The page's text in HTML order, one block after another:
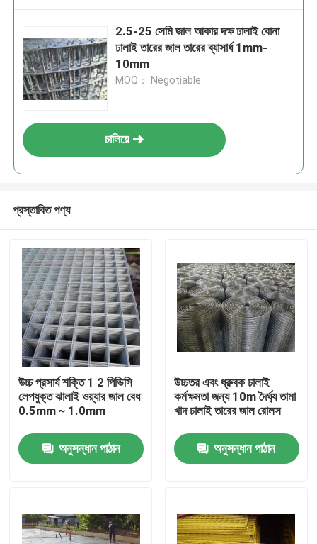
আমাদের সম্বন্ধে
2.5-25 সেমি জাল আকার দক্ষ ঢালাই বোনা
ঢালাই তারের জাল তারের ব্যাসার্ধ 1mm-
10mm
MOQ： Negotiable
চালিয়ে
প্রস্তাবিত পণ্য
উচ্চ প্রসার্য শক্তি 1 2 পিভিসি
লেপযুক্ত ঝালাই ওয়্যার জাল বেধ
0.5mm ∼ 1.0mm
অনুসন্ধান পাঠান
উচ্চতর এবং ধ্রুবক ঢালাই
কর্মক্ষমতা জন্য 10m দৈর্ঘ্য তামা
খাদ ঢালাই তারের জাল রোলস
অনুসন্ধান পাঠান